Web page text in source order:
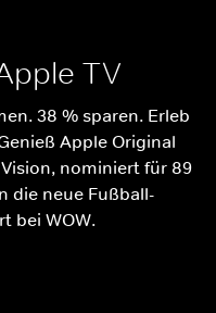
TV
38 % sparen. Erleb
Apple Original
nominiert für 89
die neue Fußball-
bei WOW.